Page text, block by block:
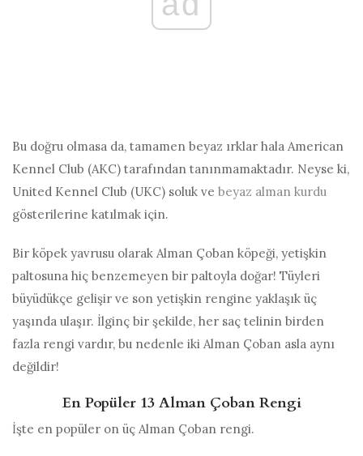
Bu doğru olmasa da, tamamen beyaz ırklar hala American
Kennel Club (AKC) tarafından tanınmamaktadır. Neyse ki,
United Kennel Club (UKC) soluk ve beyaz alman kurdu
gösterilerine katılmak için.
Bir köpek yavrusu olarak Alman Çoban köpeği, yetişkin
paltosuna hiç benzemeyen bir paltoyla doğar! Tüyleri
büyüdükçe gelişir ve son yetişkin rengine yaklaşık üç
yaşında ulaşır. İlginç bir şekilde, her saç telinin birden
fazla rengi vardır, bu nedenle iki Alman Çoban asla aynı
değildir!
En Popüler 13 Alman Çoban Rengi
İşte en popüler on üç Alman Çoban rengi.